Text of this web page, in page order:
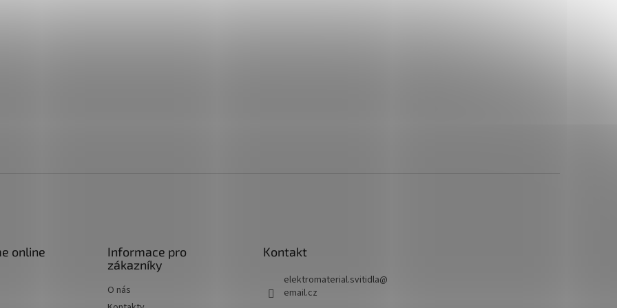
online
Informace pro
zákazníky
O nás
Kontakt
elektromaterial.svitidla@
email.cz